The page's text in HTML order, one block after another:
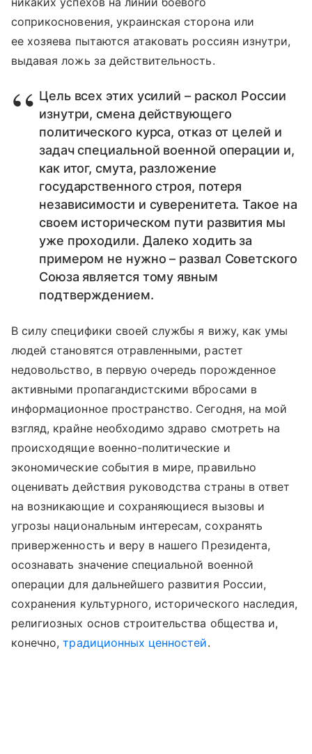
соприкосновения, украинская сторона или
ее хозяева пытаются атаковать россиян изнутри,
выдавая ложь за действительность.
Цель всех этих усилий – раскол России
изнутри, смена действующего
политического курса, отказ от целей и
задач специальной военной операции и,
как итог, смута, разложение
государственного строя, потеря
независимости и суверенитета. Такое на
своем историческом пути развития мы
уже проходили. Далеко ходить за
примером не нужно – развал Советского
Союза является тому явным
подтверждением.
В силу специфики своей службы я вижу, как умы
людей становятся отравленными, растет
недовольство, в первую очередь порожденное
активными пропагандистскими вбросами в
информационное пространство. Сегодня, на мой
взгляд, крайне необходимо здраво смотреть на
происходящие военно-политические и
экономические события в мире, правильно
оценивать действия руководства страны в ответ
на возникающие и сохраняющиеся вызовы и
угрозы национальным интересам, сохранять
приверженность и веру в нашего Президента,
осознавать значение специальной военной
операции для дальнейшего развития России,
сохранения культурного, исторического наследия,
религиозных основ строительства общества и,
конечно,традиционных ценностей.